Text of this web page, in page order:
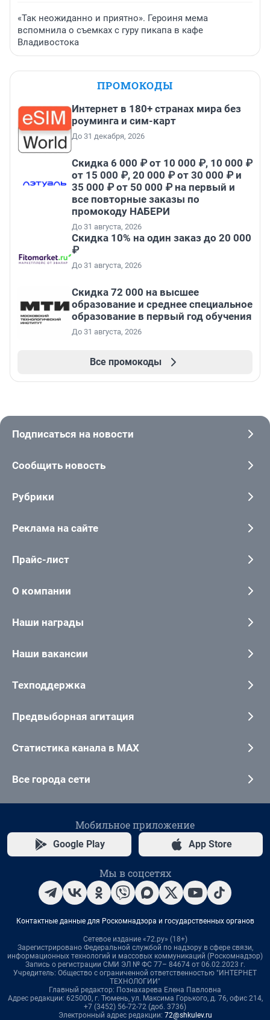
«Так неожиданно и приятно». Героиня мема
вспомнила о съемках с гуру пикапа в кафе
Владивостока
ПРОМОКОДЫ
Интернет в 180+ странах мира без
роуминга и сим-карт
До 31 декабря, 2026
Скидка 6 000 ₽ от 10 000 ₽, 10 000 ₽
от 15 000 ₽, 20 000 ₽ от 30 000 ₽ и
35 000 ₽ от 50 000 ₽ на первый и
все повторные заказы по
промокоду НАБЕРИ
До 31 августа, 2026
Скидка 10% на один заказ до 20 000
₽
До 31 августа, 2026
Скидка 72 000 на высшее
образование и среднее специальное
образование в первый год обучения
До 31 августа, 2026
Все промокоды
Подписаться на новости
Сообщить новость
Рубрики
Реклама на сайте
Прайс-лист
О компании
Наши награды
Наши вакансии
Техподдержка
Предвыборная агитация
Статистика канала в MAX
Все города сети
Мобильное приложение
Google Play App Store
Мы в соцсетях
Контактные данные для Роскомнадзора и государственных органов
Сетевое издание «72.ру» (18+)
Зарегистрировано Федеральной службой по надзору в сфере связи,
информационных технологий и массовых коммуникаций (Роскомнадзор)
Запись о регистрации СМИ ЭЛ № ФС 77– 84674 от 06.02.2023 г.
Учредитель: Общество с ограниченной ответственностью "ИНТЕРНЕТ
ТЕХНОЛОГИИ"
Главный редактор: Познахарева Елена Павловна
Адрес редакции: 625000, г. Тюмень, ул. Максима Горького, д. 76, офис 214,
+7 (3452) 56-72-72 (доб. 3736)
Электронный адрес редакции: 72@shkulev.ru